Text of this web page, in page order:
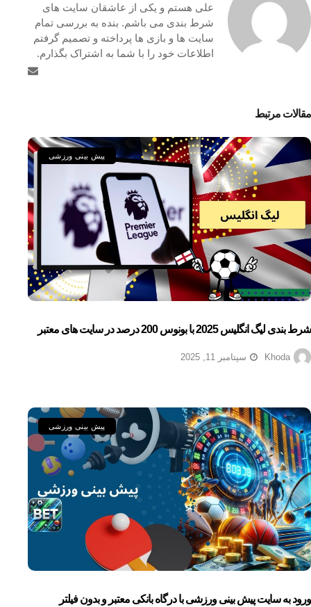
علی هستم و یکی از عاشقان سایت های
شرط بندی می باشم. بنده به بررسی تمام
سایت ها و بازی ها پرداخته و تصمیم گرفتم
اطلاعات خود را با شما به اشتراک بگذارم.
مقالات مرتبط
پیش بینی ورزشی
شرط بندی لیگ انگلیس 2025 با بونوس 200 درصد در سایت های معتبر
Khoda سپتامبر 11, 2025
پیش بینی ورزشی
ورود به سایت پیش بینی ورزشی با درگاه بانکی معتبر و بدون فیلتر